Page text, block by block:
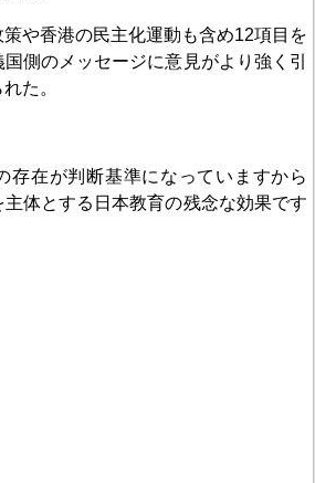
や香港の民主化運動も含め12項目を
側のメッセージに意見がより強く引
られた。
存在が判断基準になっていますから
体とする日本教育の残念な効果です